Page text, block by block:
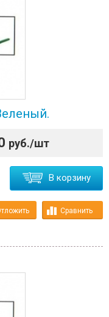
руб./шт
В корзину
Сравнить